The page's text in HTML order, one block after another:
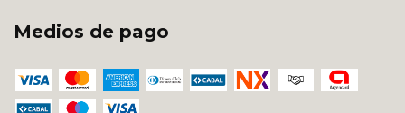
Medios de pago